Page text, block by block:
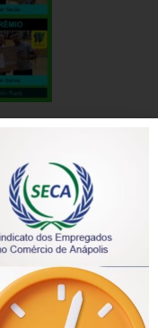
troféus, a
6 TVs de 32
e Troféu
com vários prêmios
.